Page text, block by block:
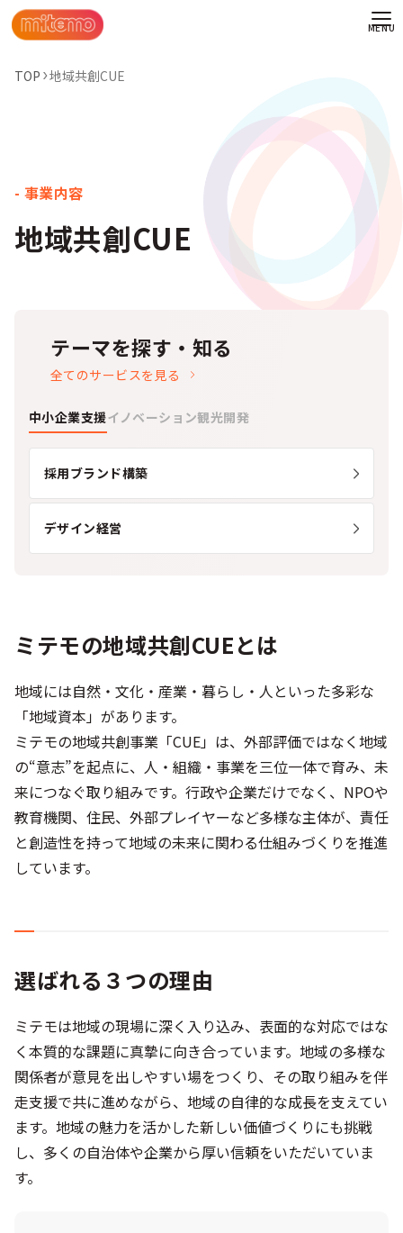
TOP 地域共創CUE
地域共創CUE
テーマを探す・知る
全てのサービスを見る
中小企業支援イノベーション観光開発
採用ブランド構築
デザイン経営
ミテモの地域共創CUEとは
地域には自然・文化・産業・暮らし・人といった多彩な
「地域資本」があります。
ミテモの地域共創事業「CUE」は、外部評価ではなく地域
の“意志”を起点に、人・組織・事業を三位一体で育み、未
来につなぐ取り組みです。行政や企業だけでなく、NPOや
教育機関、住民、外部プレイヤーなど多様な主体が、責任
と創造性を持って地域の未来に関わる仕組みづくりを推進
しています。
選ばれる３つの理由
ミテモは地域の現場に深く入り込み、表面的な対応ではな
く本質的な課題に真摯に向き合っています。地域の多様な
関係者が意見を出しやすい場をつくり、その取り組みを伴
走支援で共に進めながら、地域の自律的な成長を支えてい
ます。地域の魅力を活かした新しい価値づくりにも挑戦
し、多くの自治体や企業から厚い信頼をいただいていま
す。